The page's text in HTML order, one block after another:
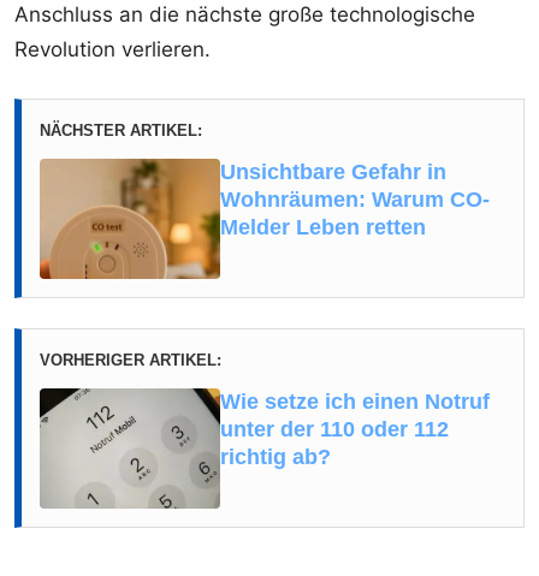
Anschluss an die nächste große technologische
Revolution verlieren.
NÄCHSTER ARTIKEL:
Unsichtbare Gefahr in
Wohnräumen: Warum CO-
Melder Leben retten
VORHERIGER ARTIKEL:
Wie setze ich einen Notruf
unter der 110 oder 112
richtig ab?